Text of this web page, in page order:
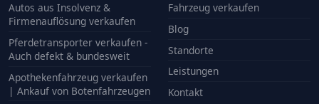
Autos aus Insolvenz &
Firmenauflösung verkaufen
Pferdetransporter verkaufen -
Auch defekt & bundesweit
Apothekenfahrzeug verkaufen
| Ankauf von Botenfahrzeugen
Fahrzeug verkaufen
Blog
Standorte
Leistungen
Kontakt